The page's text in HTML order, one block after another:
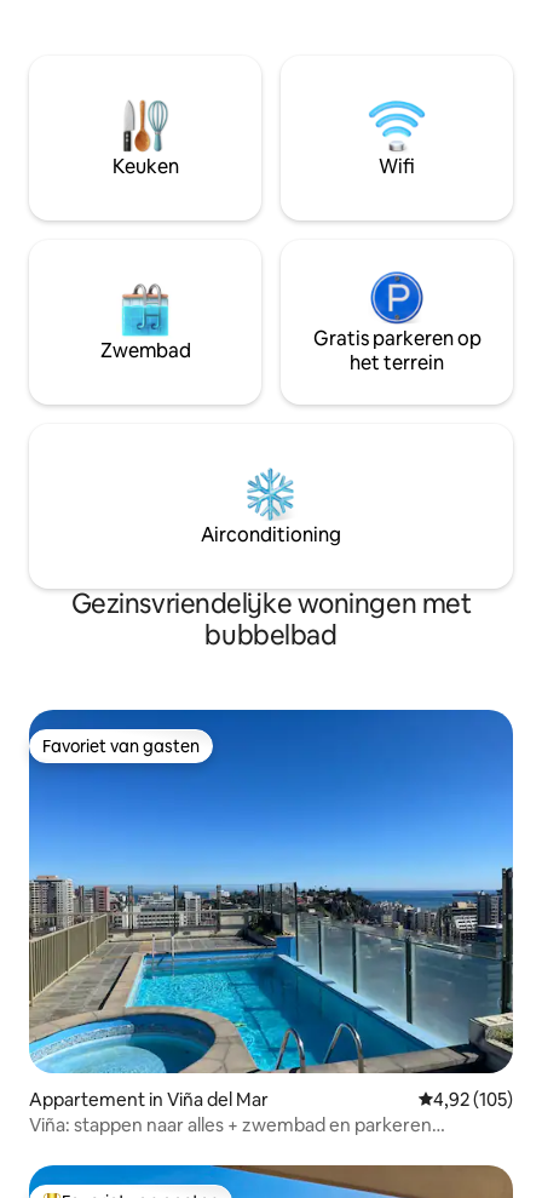
Reñaca strand, 20 minuten van
Vaplaraíso, 1 uur van Maitencillo, 1 uur
van Casablanca (hoofdstad van
wijngaarden), 2 uur van Santiago.
Casino, San
het politiebureau.
van Quinta
Keuken Wifi
Zwembad
Gratis parkeren op
het terrein
Airconditioning
Gezinsvriendelijke woningen met
bubbelbad
Favoriet van gasten
Favoriet van gasten
Appartement in Viña del Mar Gemiddelde
4,92 (105)
Viña: stappen naar alles + zwembad en parkeren